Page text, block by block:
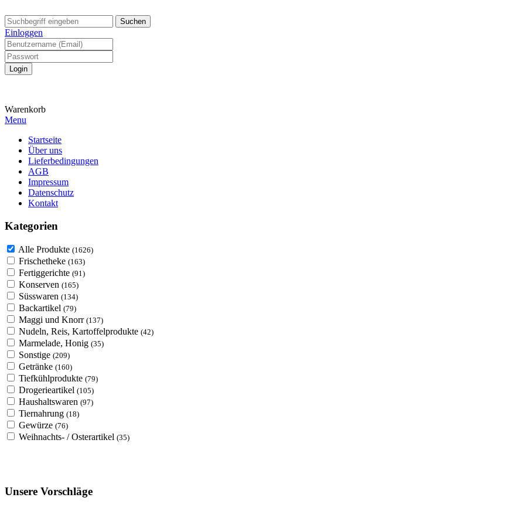
Suchen
Einloggen
Warenkorb
Menu
Startseite
Über uns
Lieferbedingungen
AGB
Impressum
Datenschutz
Kontakt
Kategorien
Alle Produkte (1626)
Frischetheke (163)
Fertiggerichte (91)
Konserven (165)
Süsswaren (134)
Backartikel (79)
Maggi und Knorr (137)
Nudeln, Reis, Kartoffelprodukte (42)
Marmelade, Honig (35)
Sonstige (209)
Getränke (160)
Tiefkühlprodukte (79)
Drogerieartikel (105)
Haushaltswaren (97)
Tiernahrung (18)
Gewürze (76)
Weihnachts- / Osterartikel (35)
Unsere Vorschläge